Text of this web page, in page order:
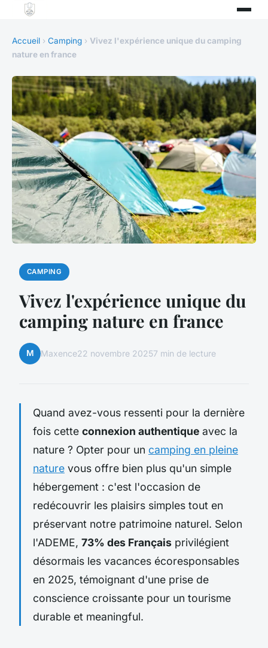
Accueil › Camping › Vivez l'expérience unique du camping
nature en france
CAMPING
Vivez l'expérience unique du
camping nature en france
M Maxence22 novembre 20257 min de lecture
Quand avez-vous ressenti pour la dernière
fois cette connexion authentique avec la
nature ? Opter pour un camping en pleine
nature vous offre bien plus qu'un simple
hébergement : c'est l'occasion de
redécouvrir les plaisirs simples tout en
préservant notre patrimoine naturel. Selon
l'ADEME, 73% des Français privilégient
désormais les vacances écoresponsables
en 2025, témoignant d'une prise de
conscience croissante pour un tourisme
durable et meaningful.